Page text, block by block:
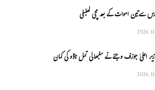
سےتین اموات کے بعد مچی کھلبلی
اعلیٰ جوزف وجئے نے سنبھالی تمل ناڈو کی کمان